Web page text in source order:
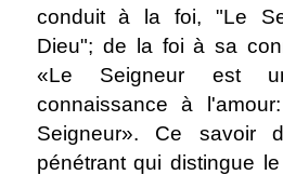
conduit à la foi, "Le
Dieu"; de la foi à sa
«Le Seigneur est
connaissance à
Seigneur». Ce savoir
pénétrant qui distingue